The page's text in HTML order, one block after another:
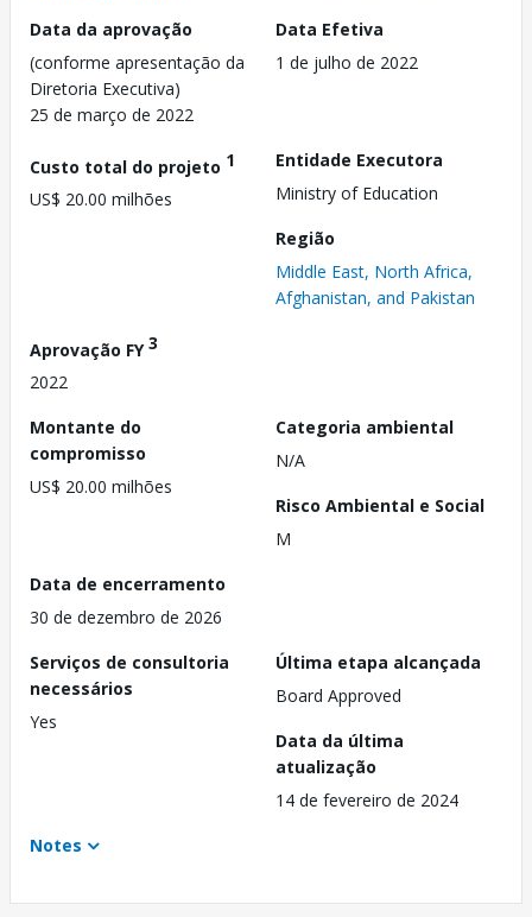
Data da aprovação
(conforme apresentação da
Diretoria Executiva)
25 de março de 2022
Data Efetiva
1 de julho de 2022
Custo total do projeto 1
US$ 20.00 milhões
Entidade Executora
Ministry of Education
Região
Middle East, North Africa,
Afghanistan, and Pakistan
Aprovação FY3
2022
Montante do
compromisso
US$ 20.00 milhões
Categoria ambiental
N/A
Risco Ambiental e Social
M
Data de encerramento
30 de dezembro de 2026
Serviços de consultoria
necessários
Yes
Última etapa alcançada
Board Approved
Data da última
atualização
14 de fevereiro de 2024
Notes